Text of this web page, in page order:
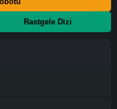
Rastgele Dizi